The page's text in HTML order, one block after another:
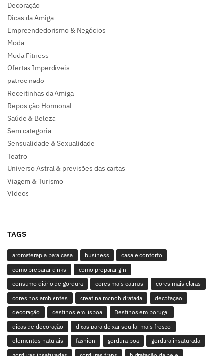
Decoração
Dicas da Amiga
Empreendedorismo & Negócios
Moda
Moda Fitness
Ofertas Imperdíveis
patrocinado
Receitinhas da Amiga
Reposição Hormonal
Saúde & Beleza
Sem categoria
Sensualidade & Sexualidade
Teatro
Universo Astral & previsões das cartas
Viagem & Turismo
Videos
TAGS
aromaterapia para casa business
casa e conforto
como preparar dinks
como preparar gin
consumo diário de gordura
cores mais calmas
cores mais claras
cores nos ambientes
creatina monohidratada
decofaçao
decoração
destinos em lisboa
Destinos em porugal
dicas de decoração
dicas para deixar seu lar mais fresco
elementos naturais
fashion gordura boa
gordura insaturada